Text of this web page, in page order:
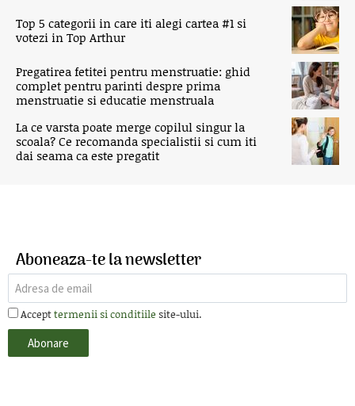
Top 5 categorii in care iti alegi cartea #1 si
votezi in Top Arthur
Pregatirea fetitei pentru menstruatie: ghid
complet pentru parinti despre prima
menstruatie si educatie menstruala
La ce varsta poate merge copilul singur la
scoala? Ce recomanda specialistii si cum iti
dai seama ca este pregatit
Aboneaza-te la newsletter
Accepttermenii si conditiile site-ului.